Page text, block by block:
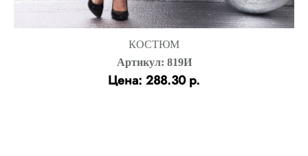
КОСТЮМ
Артикул: 819И
Цена: 288.30 р.